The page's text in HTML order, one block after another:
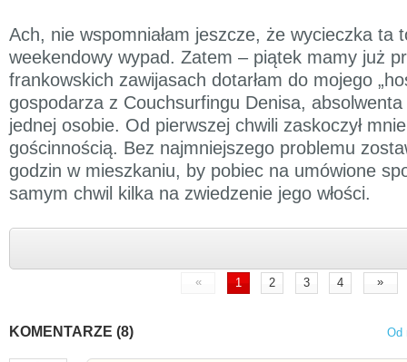
Ach, nie wspomniałam jeszcze, że wycieczka ta
weekendowy wypad. Zatem – piątek mamy już
frankowskich zawijasach dotarłam do mojego
gospodarza z Couchsurfingu Denisa,
jednej osobie. Od pierwszej chwili zaskoczył
gościnnością. Bez najmniejszego problemu
godzin w mieszkaniu, by pobiec na umówione
samym chwil kilka na zwiedzenie jego włości.
« 1 2 3 4 »
KOMENTARZE (8) Od